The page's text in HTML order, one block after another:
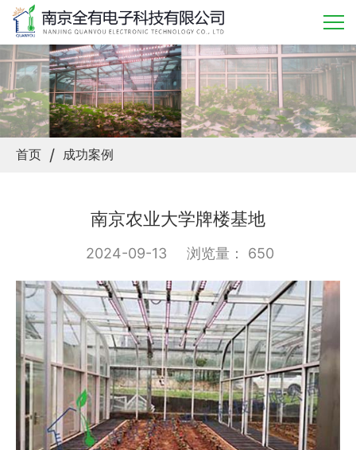
首页 / 成功案例
南京农业大学牌楼基地
2024-09-13 浏览量： 650